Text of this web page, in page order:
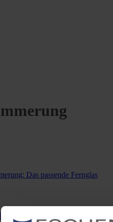
Dämmerung: Das